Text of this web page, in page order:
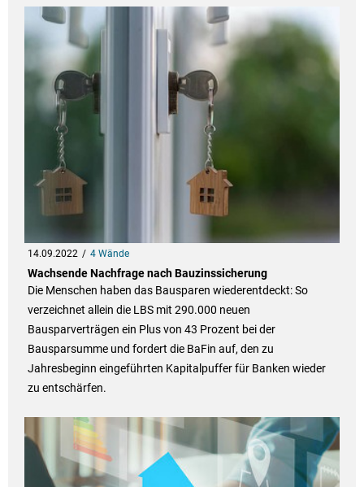
14.09.2022 4 Wände
Wachsende Nachfrage nach Bauzinssicherung
Die Menschen haben das Bausparen wiederentdeckt: So
verzeichnet allein die LBS mit 290.000 neuen
Bausparverträgen ein Plus von 43 Prozent bei der
Bausparsumme und fordert die BaFin auf, den zu
Jahresbeginn eingeführten Kapitalpuffer für Banken wieder
zu entschärfen.